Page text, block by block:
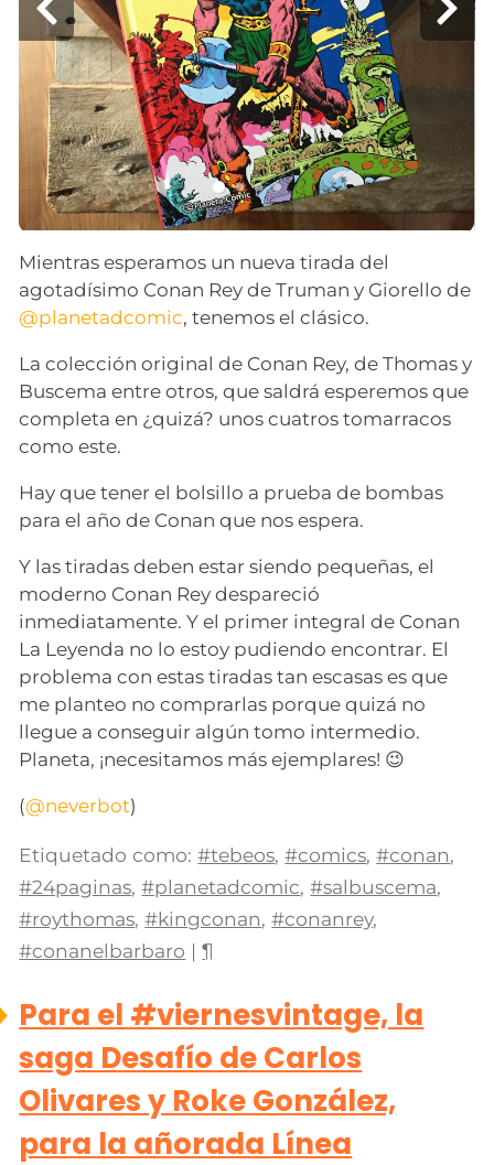
Mientras esperamos un nueva tirada del
agotadísimo Conan Rey de Truman y Giorello de
@planetadcomic, tenemos el clásico.
La colección original de Conan Rey, de Thomas y
Buscema entre otros, que saldrá esperemos que
completa en ¿quizá? unos cuatros tomarracos
como este.
Hay que tener el bolsillo a prueba de bombas
para el año de Conan que nos espera.
Y las tiradas deben estar siendo pequeñas, el
moderno Conan Rey despareció
inmediatamente. Y el primer integral de Conan
La Leyenda no lo estoy pudiendo encontrar. El
problema con estas tiradas tan escasas es que
me planteo no comprarlas porque quizá no
llegue a conseguir algún tomo intermedio.
Planeta, ¡necesitamos más ejemplares! 😉
(@neverbot)
Etiquetado como: #tebeos,#comics,#conan,
#24paginas,#planetadcomic,#salbuscema,
#roythomas,#kingconan,#conanrey,
#conanelbarbaro |¶
Para el #viernesvintage, la
saga Desafío de Carlos
Olivares y Roke González,
para la añorada Línea